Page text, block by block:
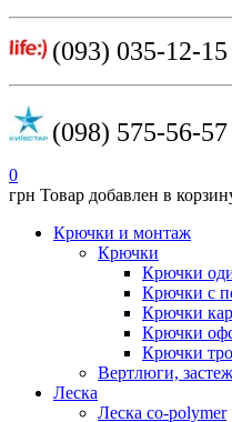
(093) 035-12-15
(098) 575-56-57
0
грн Товар добавлен в
Крючки и монтаж
Крючки
Крючки
Крючки с
Крючки
Крючки
Крючки
Вертлюги,
Леска
Леска co-polymer